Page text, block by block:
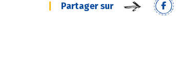
Partager sur